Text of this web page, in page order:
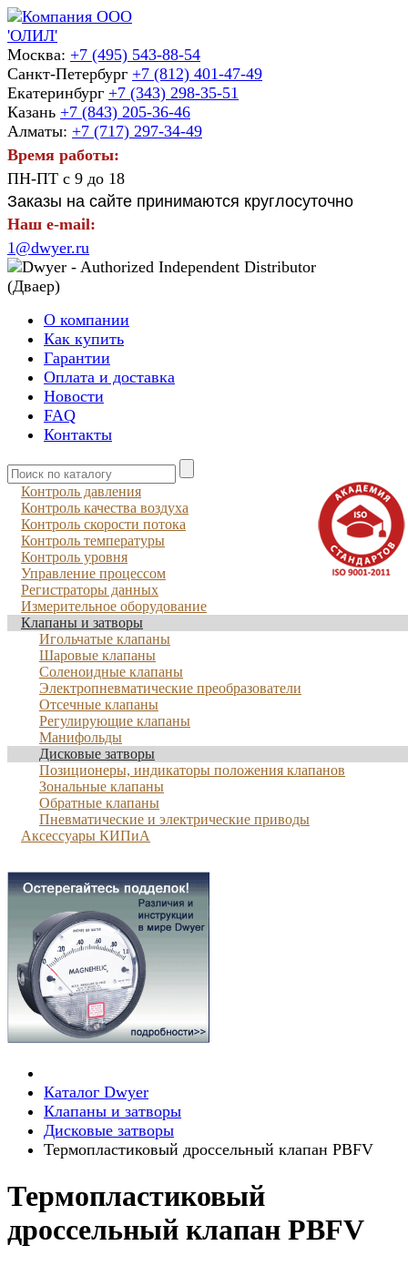
Москва: +7 (495) 543-88-54
Санкт-Петербург +7 (812) 401-47-49
Екатеринбург +7 (343) 298-35-51
Казань +7 (843) 205-36-46
Алматы: +7 (717) 297-34-49
Время работы:
ПН-ПТ с 9 до 18
Заказы на сайте принимаются круглосуточно
Наш e-mail:
1@dwyer.ru
О компании
Как купить
Гарантии
Оплата и доставка
Новости
FAQ
Контакты
Контроль давления
Контроль качества воздуха
Контроль скорости потока
Контроль температуры
Контроль уровня
Управление процессом
Регистраторы данных
Измерительное оборудование
Клапаны и затворы
Игольчатые клапаны
Шаровые клапаны
Соленоидные клапаны
Электропневматические преобразователи
Отсечные клапаны
Регулирующие клапаны
Манифольды
Дисковые затворы
Позиционеры, индикаторы положения клапанов
Зональные клапаны
Обратные клапаны
Пневматические и электрические приводы
Аксессуары КИПиА
Каталог Dwyer
Клапаны и затворы
Дисковые затворы
Термопластиковый дроссельный клапан PBFV
Термопластиковый
дроссельный клапан PBFV